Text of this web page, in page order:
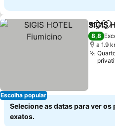
Escolha popular
SIGIS
8,8
a 1.9
Selecione as datas para ver os
exatos.